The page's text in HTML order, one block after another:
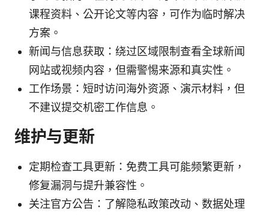
课程资料、公开论文等内容，可作为临时解决
方案。
新闻与信息获取：绕过区域限制查看全球新闻
网站或视频内容，但需警惕来源和真实性。
工作场景：短时访问海外资源、演示材料，但
不建议提交机密工作信息。
维护与更新
定期检查工具更新：免费工具可能频繁更新，
修复漏洞与提升兼容性。
关注官方公告：了解隐私政策改动、数据处理